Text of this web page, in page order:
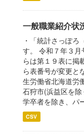
一般職業紹介状
・「統計さっぽ
す。 令和７年３
らは第１９表に掲
ら表番号が変更と
生労働省北海道労
石狩市(浜益区を
学卒者を除き、パ
CSV